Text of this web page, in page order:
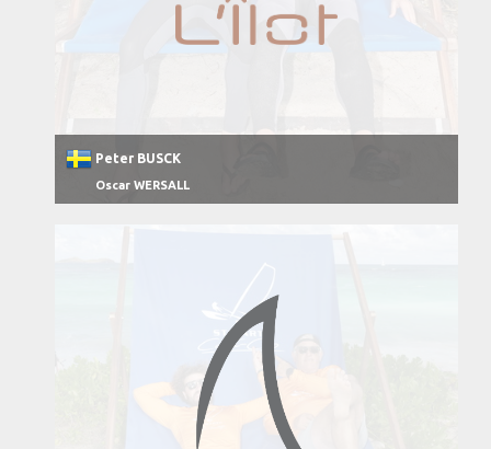
Peter BUSCK
Oscar WERSALL